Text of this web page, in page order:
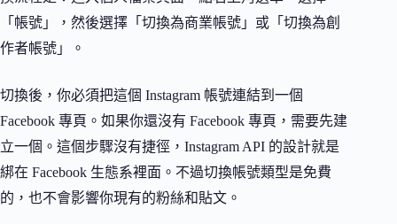
「帳號」，然後選擇「切換為商業帳號」或「切換為創
作者帳號」。
切換後，你必須把這個 Instagram 帳號連結到一個
Facebook 專頁。如果你還沒有 Facebook 專頁，需要先建
立一個。這個步驟沒有捷徑，Instagram API 的設計就是
綁在 Facebook 生態系裡面。不過切換帳號類型是免費
的，也不會影響你現有的粉絲和貼文。